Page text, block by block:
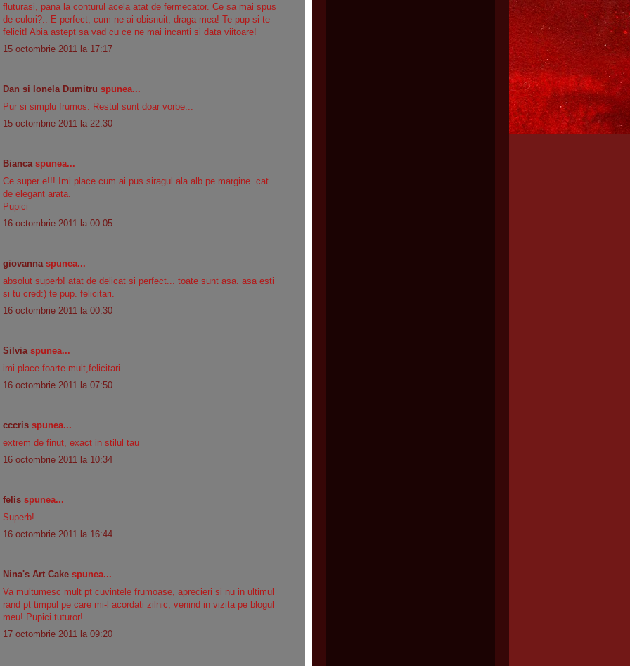
fluturasi, pana la conturul acela atat de fermecator. Ce sa mai spus
de culori?.. E perfect, cum ne-ai obisnuit, draga mea! Te pup si te
felicit! Abia astept sa vad cu ce ne mai incanti si data viitoare!
15 octombrie 2011 la 17:17
Dan si Ionela Dumitru spunea...
Pur si simplu frumos. Restul sunt doar vorbe...
15 octombrie 2011 la 22:30
Biancaspunea...
Ce super e!!! Imi place cum ai pus siragul ala alb pe margine..cat
de elegant arata.
Pupici
16 octombrie 2011 la 00:05
giovannaspunea...
absolut superb! atat de delicat si perfect... toate sunt asa. asa esti
si tu cred:) te pup. felicitari.
16 octombrie 2011 la 00:30
Silviaspunea...
imi place foarte mult,felicitari.
16 octombrie 2011 la 07:50
cccris spunea...
extrem de finut, exact in stilul tau
16 octombrie 2011 la 10:34
felis spunea...
Superb!
16 octombrie 2011 la 16:44
Nina's Art Cake spunea...
Va multumesc mult pt cuvintele frumoase, aprecieri si nu in ultimul
rand pt timpul pe care mi-l acordati zilnic, venind in vizita pe blogul
meu! Pupici tuturor!
17 octombrie 2011 la 09:20